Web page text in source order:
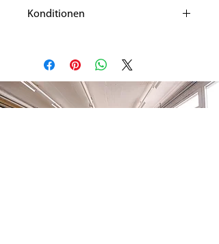
Konditionen
Transport: Verpackung, sowie allfällige
Spesen und Risiken gehen zu
Ihren Lasten